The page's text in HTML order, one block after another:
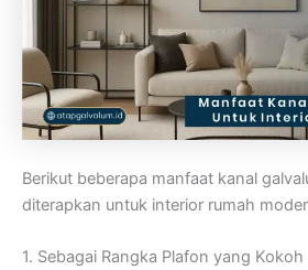
Berikut beberapa manfaat kanal
diterapkan untuk interior rumah
1. Sebagai Rangka Plafon yang Kokoh